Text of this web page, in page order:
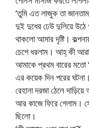
‘তুমি এত লাজুক তা
দুই দুধের ঢেউ দুলিয়ে
থাকলো আমার দৃষ্টি।
চেপে ধরলাম। আহ্ কী
আমাকে প্রথম বারের মতো
এর কয়েক দিন পরের
রেহানা দরজা ঠেলে
আর কাজে ফিরে গেলাম।
ছিলো।